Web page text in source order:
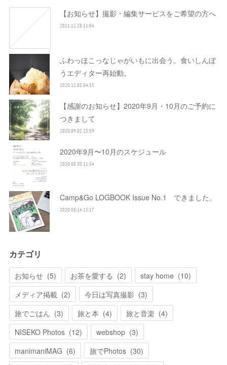
【お知らせ】撮影・編集サービスをご希望の方へ
2021.12.28 11:04
ふわっほこっなじゃがいもに出会う。食いしんぼ
うエディター再始動。
2020.12.05 04:33
【感謝のお知らせ】2020年9月・10月のご予約に
つきまして
2020.09.02 23:59
2020年9月〜10月のスケジュール
2020.08.30 11:54
Camp&Go LOGBOOK Issue No.1 できました。
2020.08.14 13:17
カテゴリ
お知らせ (5) お茶を愛する (2) stay home (10)
メディア掲載 (2) 今日は写真撮影 (3)
旅でごはん (3) 旅と本 (4) 旅と音楽 (4)
NISEKO Photos (12) webshop (3)
manimaniMAG (6) 旅でPhotos (30)